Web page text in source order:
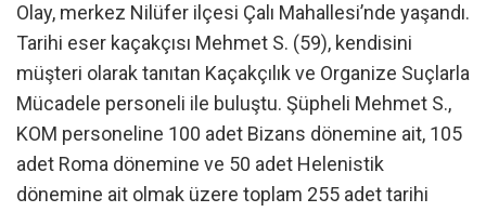
Olay, merkez Nilüfer ilçesi Çalı Mahallesi’nde yaşandı.
Tarihi eser kaçakçısı Mehmet S. (59), kendisini
müşteri olarak tanıtan Kaçakçılık ve Organize Suçlarla
Mücadele personeli ile buluştu. Şüpheli Mehmet S.,
KOM personeline 100 adet Bizans dönemine ait, 105
adet Roma dönemine ve 50 adet Helenistik
dönemine ait olmak üzere toplam 255 adet tarihi